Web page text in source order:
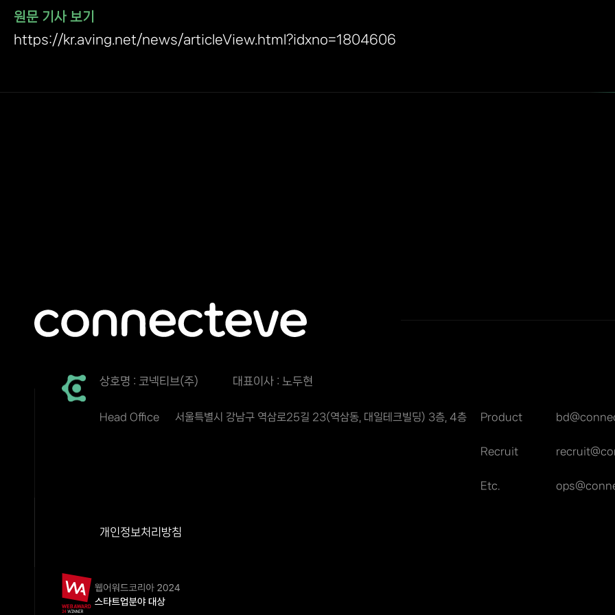
원문 기사 보기
https://kr.aving.net/news/articleView.html?idxno=1804606
상호명 : 코넥티브(주) 대표이사 : 노두현
Head Office 서울특별시 강남구 역삼로25길 23(역삼동, 대일테크빌딩) 3층, 4층 Product
Recruit
Etc.
개인정보처리방침